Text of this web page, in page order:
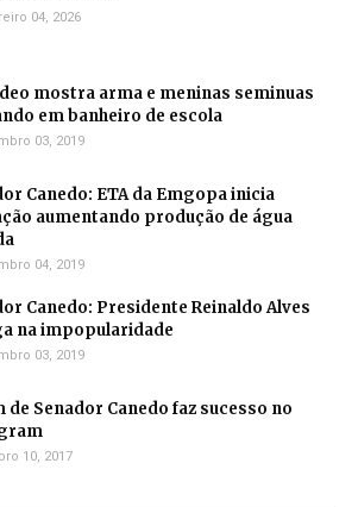
04, 2026
mostra arma e meninas seminuas
em banheiro de escola
03, 2019
Canedo: ETA da Emgopa inicia
aumentando produção de água
04, 2019
Canedo: Presidente Reinaldo Alves
na impopularidade
03, 2019
de Senador Canedo faz sucesso no
10, 2017